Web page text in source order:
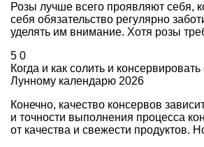
Розы лучше всего проявляют себя,
себя обязательство регулярно
уделять им внимание. Хотя розы
5 0
Когда и как солить и
Лунному календарю 2026
Конечно, качество консервов
и точности выполнения процесса
от качества и свежести продуктов.